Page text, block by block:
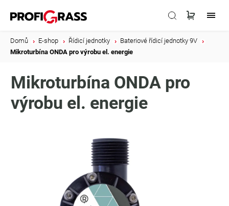
Domů E-shop Řídicí jednotky Bateriové řídicí jednotky 9V
Mikroturbína ONDA pro výrobu el. energie
Mikroturbína ONDA pro
výrobu el. energie